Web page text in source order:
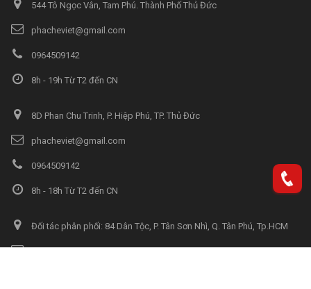
544 Tô Ngọc Vân, Tam Phú. Thành Phố Thủ Đức
phacheviet@gmail.com
0964509142
8h - 19h Từ T2 đến CN
8D Phan Chu Trinh, P. Hiệp Phú, TP. Thủ Đức
phacheviet@gmail.com
0964509142
8h - 18h Từ T2 đến CN
Đối tác phân phối: 84 Dân Tộc, P. Tân Sơn Nhì, Q. Tân Phú, Tp.HCM